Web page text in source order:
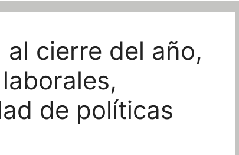
cierre del año,
de políticas